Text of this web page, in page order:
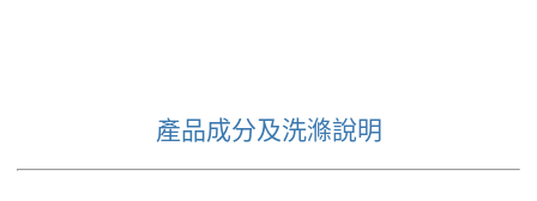
產品成分及洗滌說明